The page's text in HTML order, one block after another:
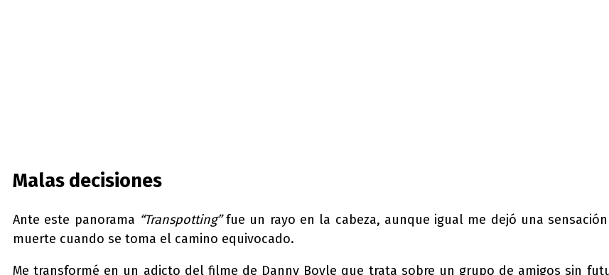
Malas decisiones
Ante este panorama “Transpotting”fue un rayo en la cabeza, aunque igual me dejó una
muerte cuando se toma el camino equivocado.
Me transformé en un adicto del filme de Danny Boyle que trata sobre un grupo de amigos sin